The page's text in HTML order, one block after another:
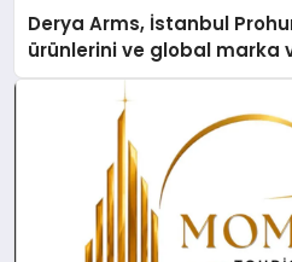
Derya Arms, İstanbul
ürünlerini ve global marka